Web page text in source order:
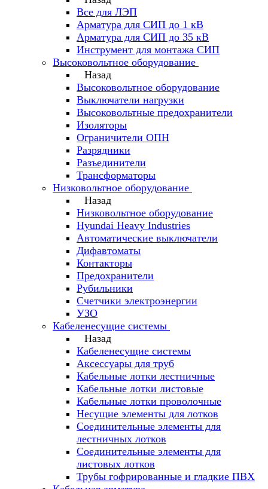
Все для ЛЭП
Арматура для СИП до 1 кВ
Арматура для СИП до 35 кВ
Инструмент для монтажа СИП
Высоковольтное оборудование
Назад
Высоковольтное оборудование
Выключатели нагрузки
Высоковольтные предохранители
Изоляторы
Ограничители ОПН
Разрядники
Разъединители
Трансформаторы
Низковольтное оборудование
Назад
Низковольтное оборудование
Hyundai Heavy Industries
Автоматические выключатели
Дифавтоматы
Контакторы
Предохранители
Рубильники
Счетчики электроэнергии
УЗО
Кабеленесущие системы
Назад
Кабеленесущие системы
Аксессуары для труб
Кабельные лотки лестничные
Кабельные лотки листовые
Кабельные лотки проволочные
Несущие элементы для лотков
Соединительные элементы для
лестничных лотков
Соединительные элементы для
листовых лотков
Трубы гофрированные и гладкие ПВХ